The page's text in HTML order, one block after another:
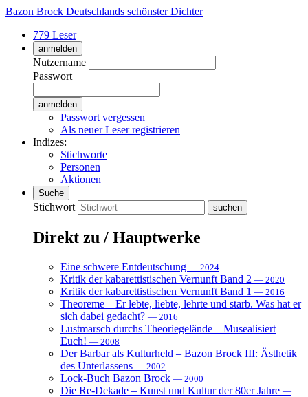
Bazon Brock Deutschlands schönster Dichter
779 Leser
anmelden
Nutzername
Passwort
Passwort vergessen
Als neuer Leser registrieren
Indizes:
Stichworte
Personen
Aktionen
Suche
Stichwort
Direkt zu / Hauptwerke
Eine schwere Entdeutschung — 2024
Kritik der kabarettistischen Vernunft Band 2 — 2020
Kritik der kabarettistischen Vernunft Band 1 — 2016
Theoreme – Er lebte, liebte, lehrte und starb. Was hat er
sich dabei gedacht? — 2016
Lustmarsch durchs Theoriegelände – Musealisiert
Euch! — 2008
Der Barbar als Kulturheld – Bazon Brock III: Ästhetik
des Unterlassens — 2002
Lock-Buch Bazon Brock — 2000
Die Re-Dekade – Kunst und Kultur der 80er Jahre —